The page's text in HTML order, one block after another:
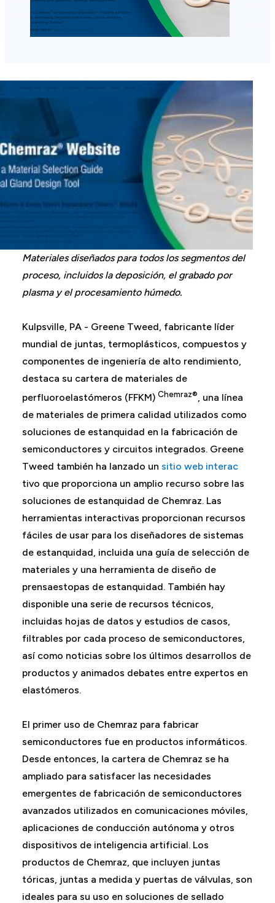
Materiales diseñados para todos los segmentos del
proceso, incluidos la deposición, el grabado por
plasma y el procesamiento húmedo.
Kulpsville, PA - Greene Tweed, fabricante líder
mundial de juntas, termoplásticos, compuestos y
componentes de ingeniería de alto rendimiento,
destaca su cartera de materiales de
perfluoroelastómeros (FFKM) Chemraz®, una línea
de materiales de primera calidad utilizados como
soluciones de estanquidad en la fabricación de
semiconductores y circuitos integrados. Greene
Tweed también ha lanzado un sitio web interac
tivo que proporciona un amplio recurso sobre las
soluciones de estanquidad de Chemraz. Las
herramientas interactivas proporcionan recursos
fáciles de usar para los diseñadores de sistemas
de estanquidad, incluida una guía de selección de
materiales y una herramienta de diseño de
prensaestopas de estanquidad. También hay
disponible una serie de recursos técnicos,
incluidas hojas de datos y estudios de casos,
filtrables por cada proceso de semiconductores,
así como noticias sobre los últimos desarrollos de
productos y animados debates entre expertos en
elastómeros.
El primer uso de Chemraz para fabricar
semiconductores fue en productos informáticos.
Desde entonces, la cartera de Chemraz se ha
ampliado para satisfacer las necesidades
emergentes de fabricación de semiconductores
avanzados utilizados en comunicaciones móviles,
aplicaciones de conducción autónoma y otros
dispositivos de inteligencia artificial. Los
productos de Chemraz, que incluyen juntas
tóricas, juntas a medida y puertas de válvulas, son
ideales para su uso en soluciones de sellado